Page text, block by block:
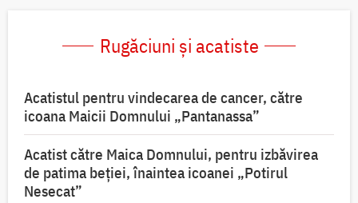
Rugăciuni și acatiste
Acatistul pentru vindecarea de cancer, către
icoana Maicii Domnului „Pantanassa”
Acatist către Maica Domnului, pentru izbăvirea
de patima beției, înaintea icoanei „Potirul
Nesecat”